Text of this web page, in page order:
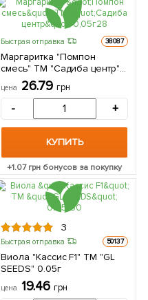
Быстрая отправка 38087
Маргаритка "Помпон
смесь" ТМ "Садиба центр"
0,05г
цена 26.79 грн
- +
КУПИТЬ
+1.07грн бонусов за покупку
3
Быстрая отправка 50137
Виола "Кассис F1" ТМ "GL
SEEDS" 0.05г
цена 19.46 грн